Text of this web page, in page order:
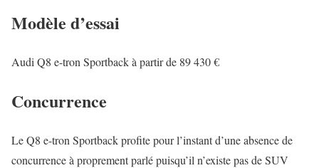
Modèle d’essai
Audi Q8 e-tron Sportback à partir de 89 430 €
Concurrence
Le Q8 e-tron Sportback profite pour l’instant d’une absence de
concurrence à proprement parlé puisqu’il n’existe pas de SUV